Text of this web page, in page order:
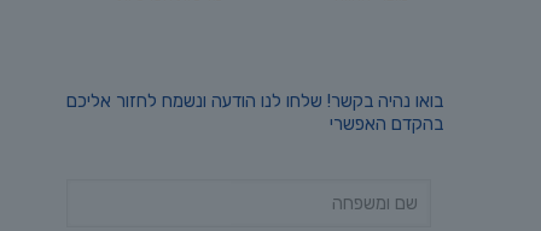
בואו נהיה בקשר! שלחו לנו הודעה ונשמח לחזור אליכם
בהקדם האפשרי